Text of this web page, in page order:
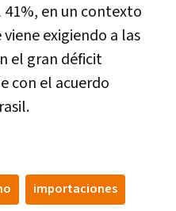
en un contexto
exigiendo a las
el gran déficit
con el acuerdo
importaciones